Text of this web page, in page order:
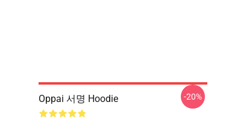
Oppai 서명 Hoodie -20%